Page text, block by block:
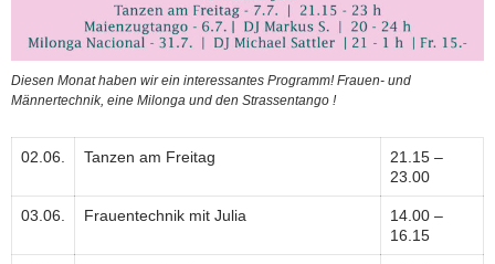
Diesen Monat haben wir ein interessantes Programm! Frauen- und
Männertechnik, eine Milonga und den Strassentango !
02.06. Tanzen am Freitag
21.15 –
23.00
03.06. Frauentechnik mit Julia
14.00 –
16.15